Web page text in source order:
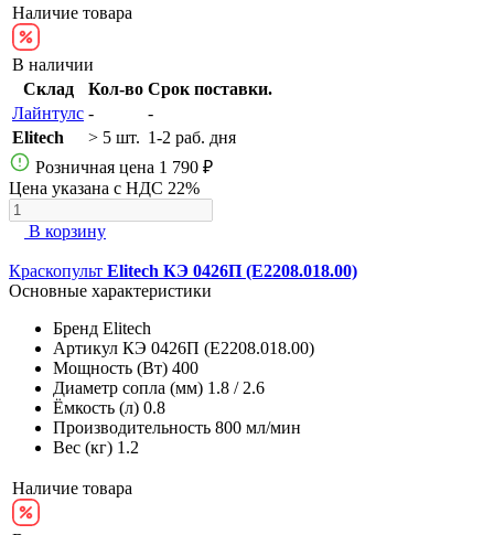
Наличие товара
В наличии
Склад
Кол-во Срок поставки.
Лайнтулс -
-
Elitech
> 5 шт. 1-2 раб. дня
Розничная цена 1 790 ₽
Цена указана с НДС 22%
В корзину
Краскопульт Elitech КЭ 0426П (E2208.018.00)
Основные характеристики
Бренд Elitech
Артикул КЭ 0426П (E2208.018.00)
Мощность (Вт) 400
Диаметр сопла (мм) 1.8 / 2.6
Ёмкость (л) 0.8
Производительность 800 мл/мин
Вес (кг) 1.2
Наличие товара